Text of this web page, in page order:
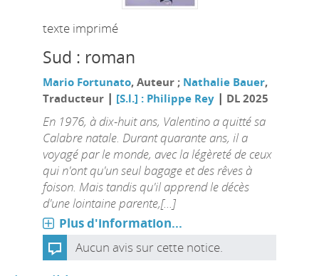
texte imprimé
Sud : roman
Mario Fortunato, Auteur ; Nathalie Bauer,
Traducteur | [S.l.] : Philippe Rey| DL 2025
En 1976, à dix-huit ans, Valentino a quitté sa
Calabre natale. Durant quarante ans, il a
voyagé par le monde, avec la légèreté de ceux
qui n'ont qu'un seul bagage et des rêves à
foison. Mais tandis qu'il apprend le décès
d'une lointaine parente,[...]
Plus d'information...
Aucun avis sur cette notice.